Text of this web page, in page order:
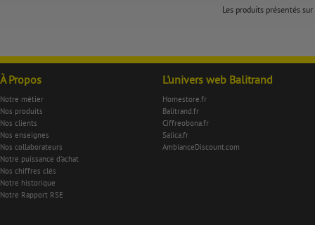
Les produits présentés
À Propos
Notre métier
Nos produits
Nos clients
Nos enseignes
Nos collaborateurs
Notre puissance d'achat
Nos chiffres clés
Notre historique
Notre Rapport RSE
L'univers web Balitrand
Homestore.fr
Balitrand.fr
Ciffreobona.fr
Salica.fr
AmbianceDiscount.com